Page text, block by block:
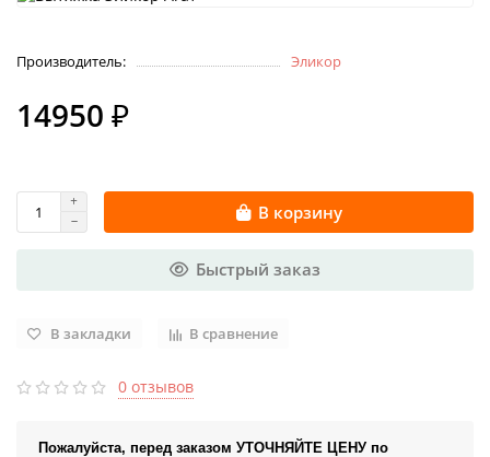
Производитель: Эликор
14950 ₽
В корзину
Быстрый заказ
В закладки В сравнение
0 отзывов
Пожалуйста, перед заказом УТОЧНЯЙТЕ ЦЕНУ по